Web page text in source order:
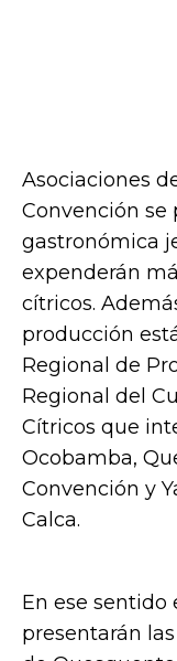
Asociaciones
Convención se
gastronómica
expenderán
cítricos.
producción
Regional de
Regional del
Cítricos que
Ocobamba,
Convención y
Calca.
En ese sentido
presentarán